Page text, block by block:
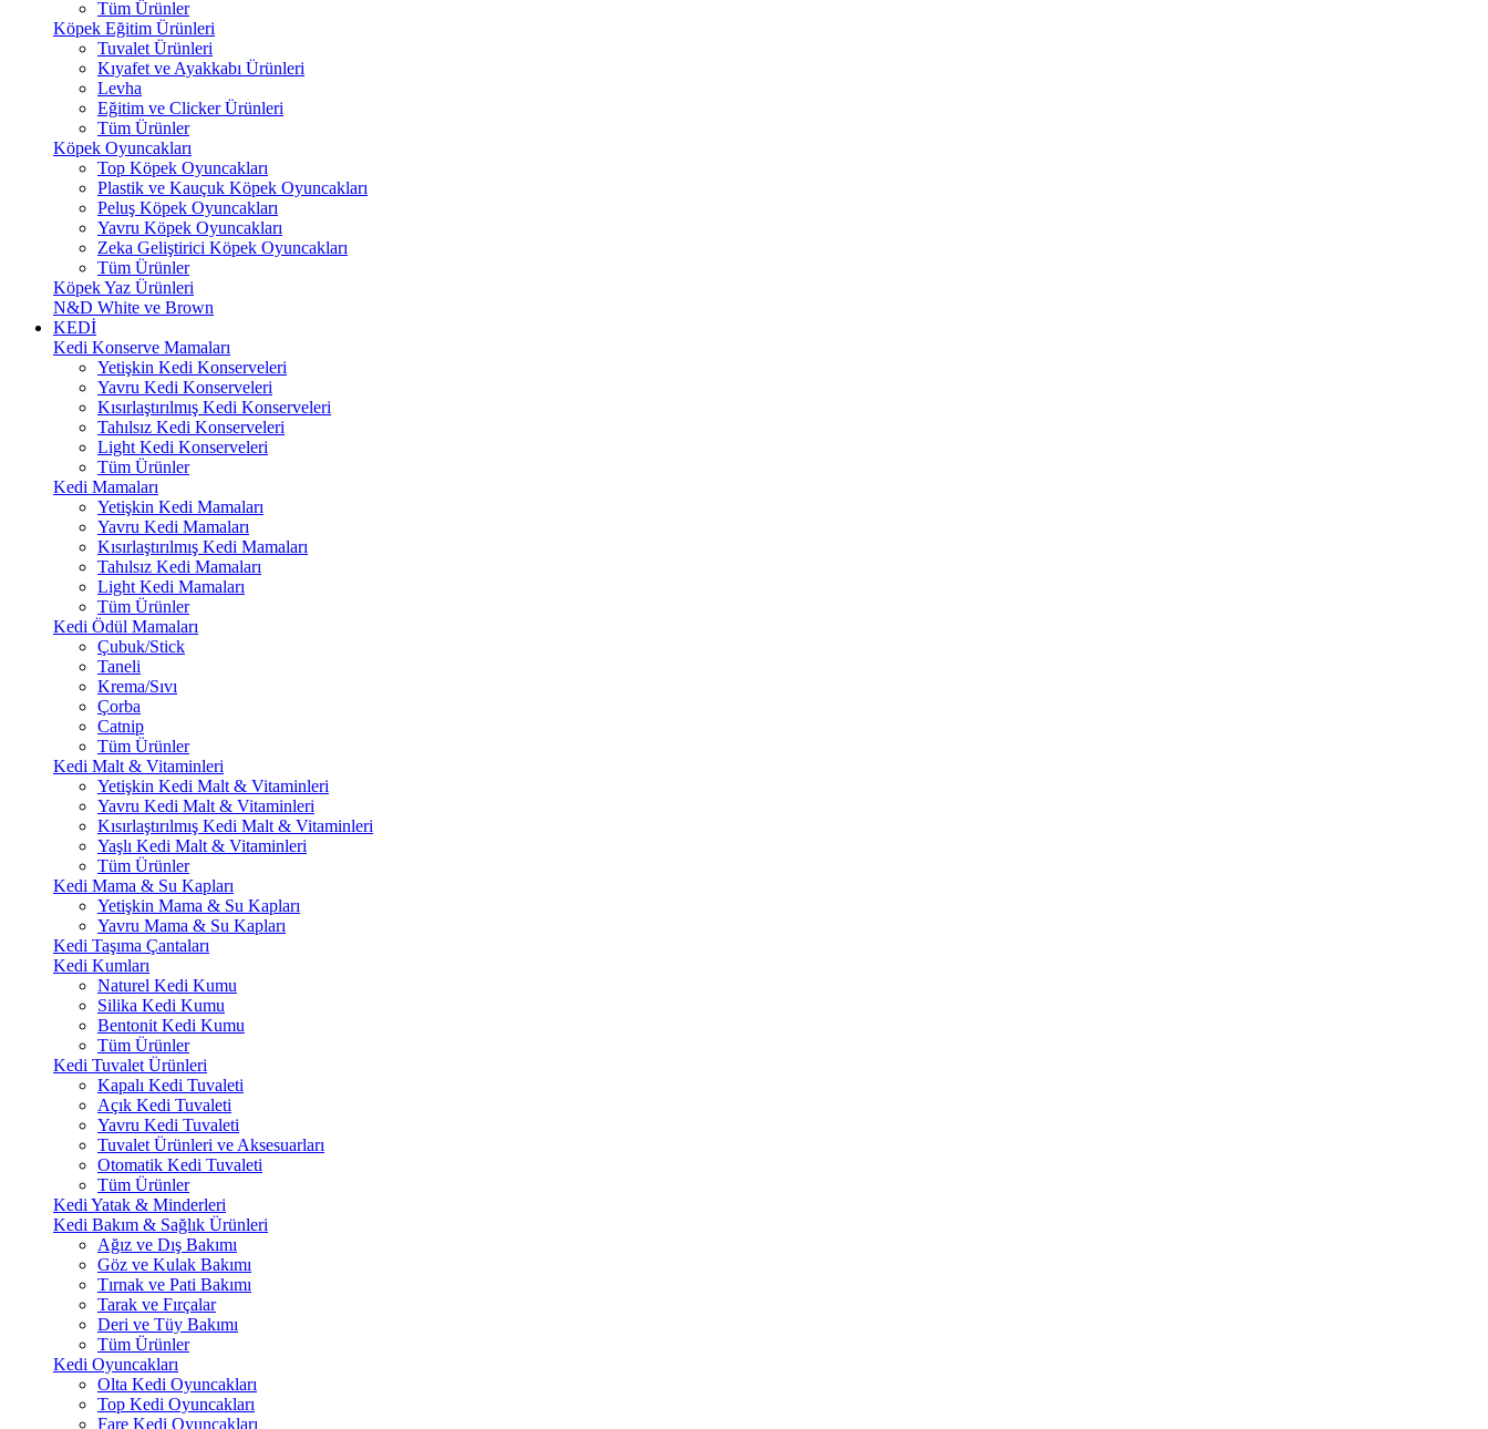
Tüm Ürünler
Köpek Eğitim Ürünleri
Tuvalet Ürünleri
Kıyafet ve Ayakkabı Ürünleri
Levha
Eğitim ve Clicker Ürünleri
Tüm Ürünler
Köpek Oyuncakları
Top Köpek Oyuncakları
Plastik ve Kauçuk Köpek Oyuncakları
Peluş Köpek Oyuncakları
Yavru Köpek Oyuncakları
Zeka Geliştirici Köpek Oyuncakları
Tüm Ürünler
Köpek Yaz Ürünleri
N&D White ve Brown
KEDİ
Kedi Konserve Mamaları
Yetişkin Kedi Konserveleri
Yavru Kedi Konserveleri
Kısırlaştırılmış Kedi Konserveleri
Tahılsız Kedi Konserveleri
Light Kedi Konserveleri
Tüm Ürünler
Kedi Mamaları
Yetişkin Kedi Mamaları
Yavru Kedi Mamaları
Kısırlaştırılmış Kedi Mamaları
Tahılsız Kedi Mamaları
Light Kedi Mamaları
Tüm Ürünler
Kedi Ödül Mamaları
Çubuk/Stick
Taneli
Krema/Sıvı
Çorba
Catnip
Tüm Ürünler
Kedi Malt & Vitaminleri
Yetişkin Kedi Malt & Vitaminleri
Yavru Kedi Malt & Vitaminleri
Kısırlaştırılmış Kedi Malt & Vitaminleri
Yaşlı Kedi Malt & Vitaminleri
Tüm Ürünler
Kedi Mama & Su Kapları
Yetişkin Mama & Su Kapları
Yavru Mama & Su Kapları
Kedi Taşıma Çantaları
Kedi Kumları
Naturel Kedi Kumu
Silika Kedi Kumu
Bentonit Kedi Kumu
Tüm Ürünler
Kedi Tuvalet Ürünleri
Kapalı Kedi Tuvaleti
Açık Kedi Tuvaleti
Yavru Kedi Tuvaleti
Tuvalet Ürünleri ve Aksesuarları
Otomatik Kedi Tuvaleti
Tüm Ürünler
Kedi Yatak & Minderleri
Kedi Bakım & Sağlık Ürünleri
Ağız ve Dış Bakımı
Göz ve Kulak Bakımı
Tırnak ve Pati Bakımı
Tarak ve Fırçalar
Deri ve Tüy Bakımı
Tüm Ürünler
Kedi Oyuncakları
Olta Kedi Oyuncakları
Top Kedi Oyuncakları
Fare Kedi Oyuncakları